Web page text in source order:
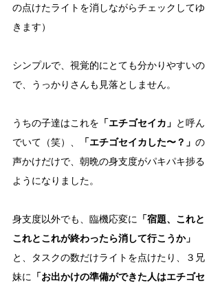
の点けたライトを消しながらチェックしてゆ
きます）
シンプルで、視覚的にとても分かりやすいの
で、うっかりさんも見落としません。
うちの子達はこれを 「エチゴセイカ」 と呼ん
でいて（笑）、
「エチゴセイカした〜？」 の
声かけだけで、朝晩の身支度がパキパキ捗る
ようになりました。
身支度以外でも、臨機応変に 「宿題、これと
これとこれが終わったら消して行こうか」
と、タスクの数だけライトを点けたり、３兄
妹に 「お出かけの準備ができた人はエチゴセ